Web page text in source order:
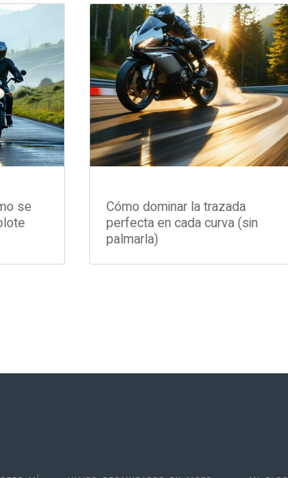
se
Cómo dominar la trazada
perfecta en cada curva (sin
palmarla)